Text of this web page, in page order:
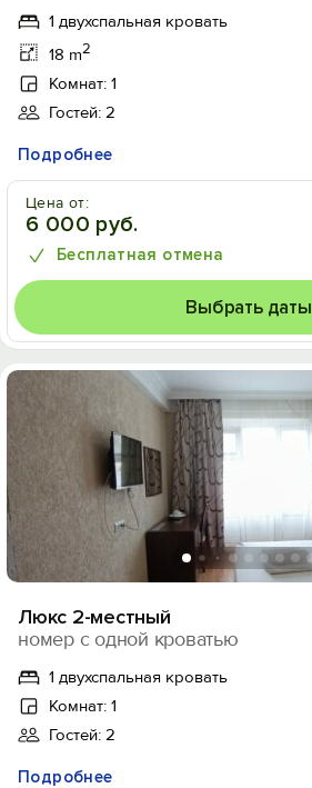
1 двухспальная кровать
18 m2
Комнат: 1
Гостей: 2
Подробнее
Цена от:
6 000 руб.
Бесплатная отмена
Выбрать даты
Люкс 2-местный
номер с одной кроватью
1 двухспальная кровать
Комнат: 1
Гостей: 2
Подробнее